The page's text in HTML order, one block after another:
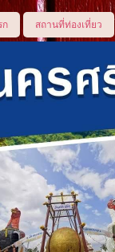
ก สถานที่ท่องเที่ยว